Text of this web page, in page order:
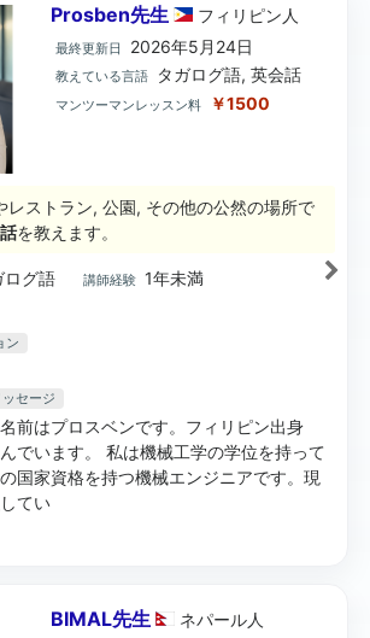
Prosben先生 フィリピン 人
最終更新日 2026年5月24日
教えている言語 タガログ語, 英会話
マンツーマンレッスン料 ￥1500
レストラン, 公園, その他の公然の場所で
を教えます。
ログ語 講師経験 1年未満
ン
セージ
前はプロスベンです。フィリピン出身
でいます。 私は機械工学の学位を持って
国家資格を持つ機械エンジニアです。現
てい
BIMAL先生 ネパール人